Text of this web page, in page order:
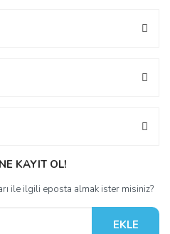
KAYIT OL!
ile ilgili eposta almak ister misiniz?
EKLE